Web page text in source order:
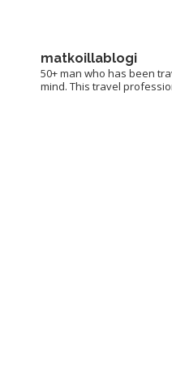
matkoillablogi
50+ man who has been
mind. This travel